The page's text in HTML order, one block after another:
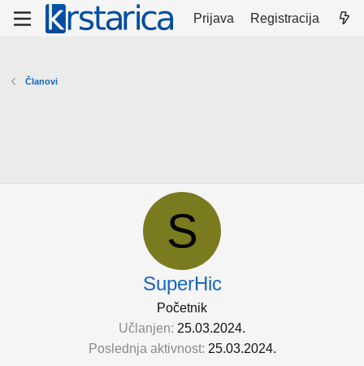
Prijava Registracija
Članovi
S
SuperHic
Početnik
Učlanjen 25.03.2024.
Poslednja aktivnost 25.03.2024.